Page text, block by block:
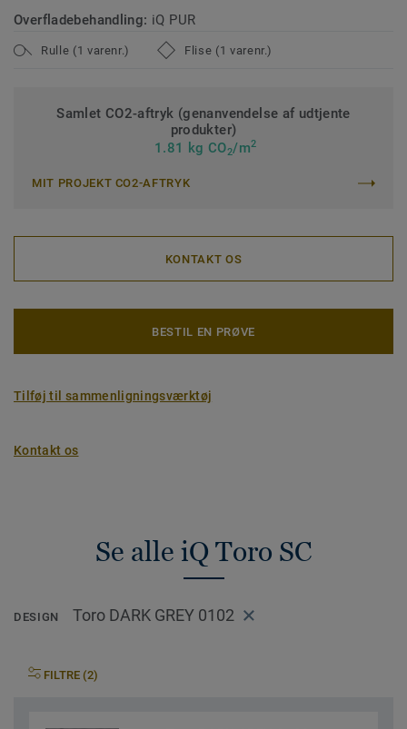
Overfladebehandling: iQ PUR
Rulle (1 varenr.) Flise (1 varenr.)
Samlet CO2-aftryk (genanvendelse af udtjente
produkter)
1.81 kg CO2/m2
MIT PROJEKT CO2-AFTRYK
KONTAKT OS
BESTIL EN PRØVE
Tilføj til sammenligningsværktøj
Kontakt os
Se alle iQ Toro SC
DESIGN Toro DARK GREY 0102
FILTRE (2)